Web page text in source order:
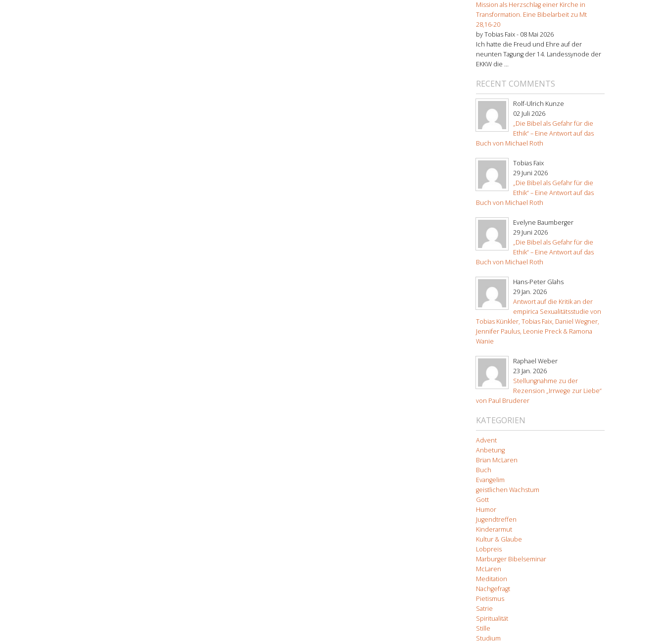
Mission als Herzschlag einer Kirche in
Transformation. Eine Bibelarbeit zu Mt
28,16-20
by Tobias Faix - 08 Mai 2026
Ich hatte die Freud und Ehre auf der
neunten Tagung der 14. Landessynode der
EKKW die ...
RECENT COMMENTS
Rolf-Ulrich Kunze
02 Juli 2026
„Die Bibel als Gefahr für die
Ethik“ – Eine Antwort auf das
Buch von Michael Roth
Tobias Faix
29 Juni 2026
„Die Bibel als Gefahr für die
Ethik“ – Eine Antwort auf das
Buch von Michael Roth
Evelyne Baumberger
29 Juni 2026
„Die Bibel als Gefahr für die
Ethik“ – Eine Antwort auf das
Buch von Michael Roth
Hans-Peter Glahs
29 Jan. 2026
Antwort auf die Kritik an der
empirica Sexualitätsstudie von
Tobias Künkler, Tobias Faix, Daniel Wegner,
Jennifer Paulus, Leonie Preck & Ramona
Wanie
Raphael Weber
23 Jan. 2026
Stellungnahme zu der
Rezension „Irrwege zur Liebe“
von Paul Bruderer
KATEGORIEN
Advent
Anbetung
Brian McLaren
Buch
Evangelim
geistlichen Wachstum
Gott
Humor
Jugendtreffen
Kinderarmut
Kultur & Glaube
Lobpreis
Marburger Bibelseminar
McLaren
Meditation
Nachgefragt
Pietismus
Satrie
Spiritualität
Stille
Studium